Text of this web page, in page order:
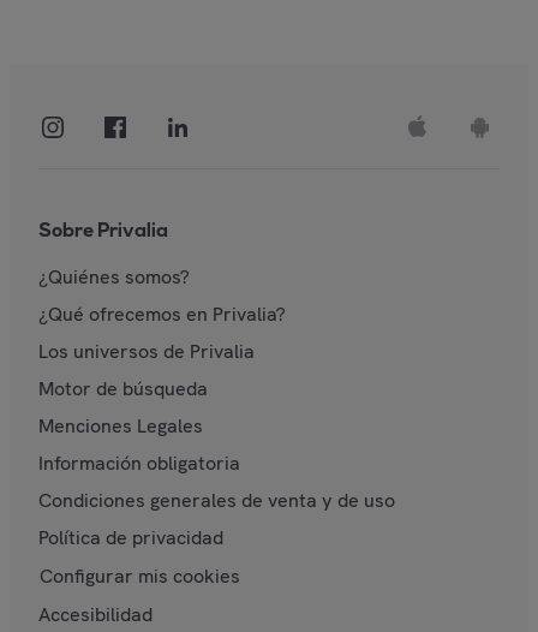
Sobre Privalia
¿Quiénes somos?
¿Qué ofrecemos en Privalia?
Los universos de Privalia
Motor de búsqueda
Menciones Legales
Información obligatoria
Condiciones generales de venta y de uso
Política de privacidad
Configurar mis cookies
Accesibilidad